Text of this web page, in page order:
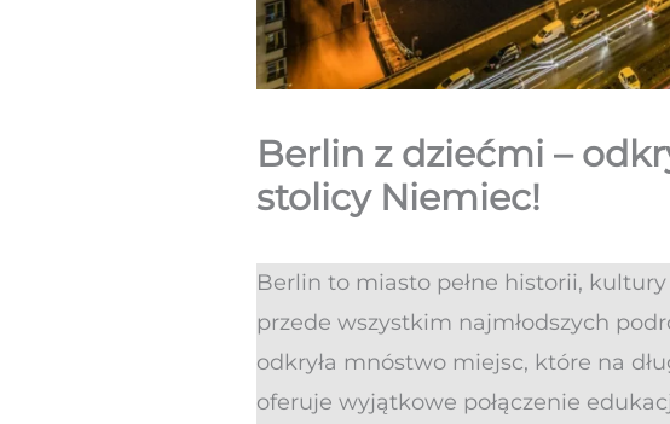
Berlin z dziećmi –
stolicy Niemiec!
Berlin to miasto pełne historii,
przede wszystkim najmłodszych
odkryła mnóstwo miejsc, które na
oferuje wyjątkowe połączenie